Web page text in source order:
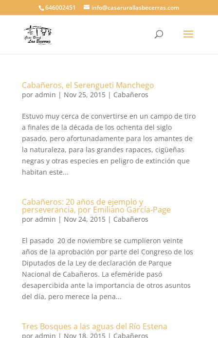
646002451 info@casarurallasbecerras.com
Cabañeros, el Serengueti Manchego
por admin | Nov 25, 2015| Cabañeros
Estuvo muy cerca de convertirse en un campo de tiro
a finales de la década de los ochenta del siglo
pasado, pero afortunadamente para los amantes de
la naturaleza, para las grandes rapaces, cigüeñas
negras y otras especies en peligro de extinción que
habitan este...
Cabañeros: 20 años de ejemplo y
perseverancia, por Emiliano García-Page
por admin | Nov 24, 2015| Cabañeros
El pasado 20 de noviembre se cumplieron veinte
años de la aprobación por parte del Congreso de los
Diputados de la Ley de declaración de Parque
Nacional de Cabañeros. La efeméride pasó
desapercibida ante la importancia de otros asuntos
del día, pero merece la pena...
Tres Bosques a las aguas del Río Estena
por admin | Nov 18, 2015| Cabañeros